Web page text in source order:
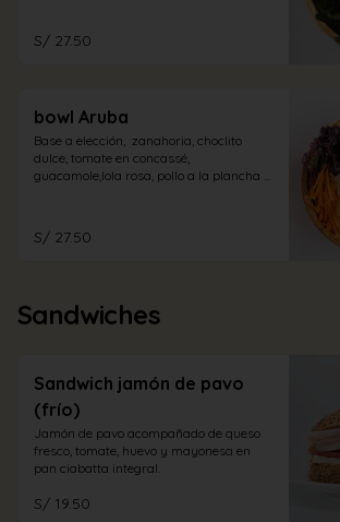
S/ 27.50
bowl Aruba
Base a elección,  zanahoria, choclito
dulce, tomate en concassé,
guacamole,lola rosa, pollo a la plancha
S/ 27.50
Sandwiches
Sandwich jamón de pavo
(frío)
Jamón de pavo acompañado de queso
fresco, tomate, huevo y mayonesa en
pan ciabatta integral.
S/ 19.50